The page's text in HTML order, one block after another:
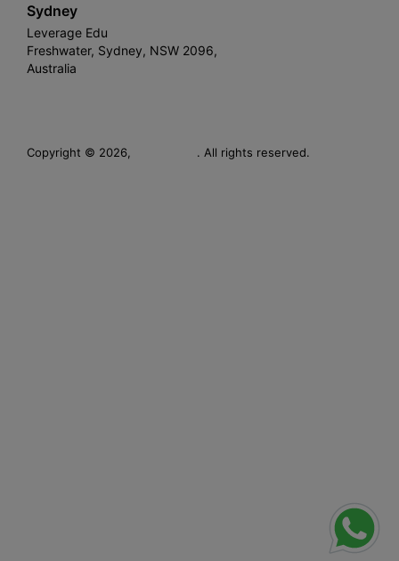
Sydney
Leverage Edu
Freshwater, Sydney, NSW 2096,
Australia
Copyright © 2026, . All rights reserved.